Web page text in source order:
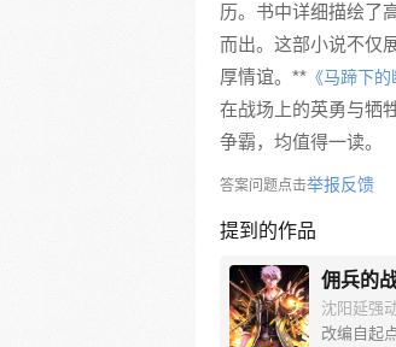
历。书中详细描绘了
而出。这部小说不仅
厚情谊。** 《马蹄下的
在战场上的英勇与牺
争霸，均值得一读。
答案问题点击举报反馈
提到的作品
佣兵的
沈阳延强
改编自起